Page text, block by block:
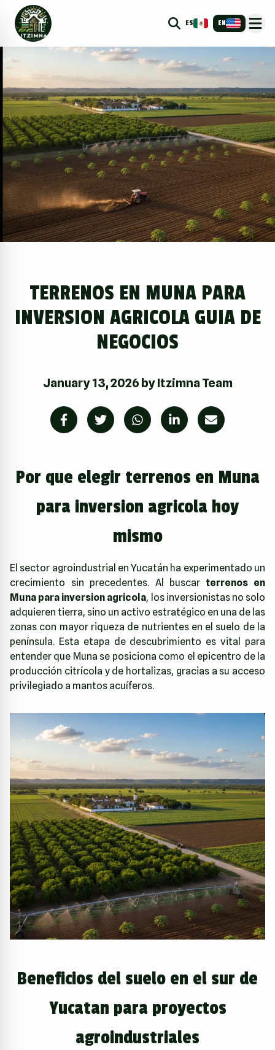
ES EN
TERRENOS EN MUNA PARA
INVERSION AGRICOLA GUIA DE
NEGOCIOS
January 13, 2026 byItzimna Team
Por que elegir terrenos en Muna
para inversion agricola hoy
mismo
El sector agroindustrial en Yucatán ha experimentado un
crecimiento sin precedentes. Al buscar terrenos en
Muna para inversion agricola, los inversionistas no solo
adquieren tierra, sino un activo estratégico en una de las
zonas con mayor riqueza de nutrientes en el suelo de la
península. Esta etapa de descubrimiento es vital para
entender que Muna se posiciona como el epicentro de la
producción citrícola y de hortalizas, gracias a su acceso
privilegiado a mantos acuíferos.
Beneficios del suelo en el sur de
Yucatan para proyectos
agroindustriales